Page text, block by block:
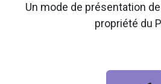
Un mode de présentation
propriété du